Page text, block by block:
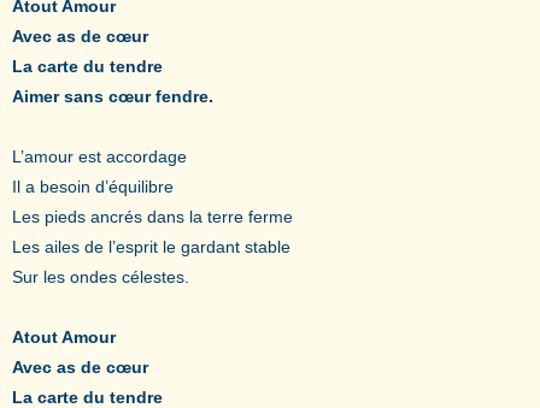
Atout Amour
Avec as de cœur
La carte du tendre
Aimer sans cœur fendre.
L’amour est accordage
Il a besoin d’équilibre
Les pieds ancrés dans la terre ferme
Les ailes de l’esprit le gardant stable
Sur les ondes célestes.
Atout Amour
Avec as de cœur
La carte du tendre